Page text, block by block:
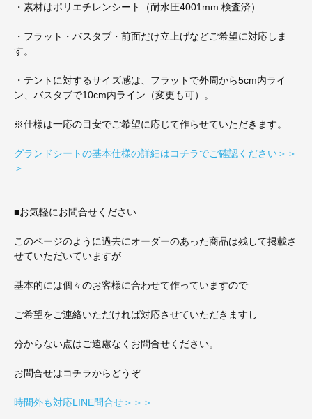
・素材はポリエチレンシート（耐水圧4001mm 検査済）
・フラット・バスタブ・前面だけ立上げなどご希望に対応しま
す。
・テントに対するサイズ感は、フラットで外周から5cm内ライ
ン、バスタブで10cm内ライン（変更も可）。
※仕様は一応の目安でご希望に応じて作らせていただきます。
グランドシートの基本仕様の詳細はコチラでご確認ください＞＞
＞
■お気軽にお問合せください
このページのように過去にオーダーのあった商品は残して掲載さ
せていただいていますが
基本的には個々のお客様に合わせて作っていますので
ご希望をご連絡いただければ対応させていただきますし
分からない点はご遠慮なくお問合せください。
お問合せはコチラからどうぞ
時間外も対応LINE問合せ＞＞＞